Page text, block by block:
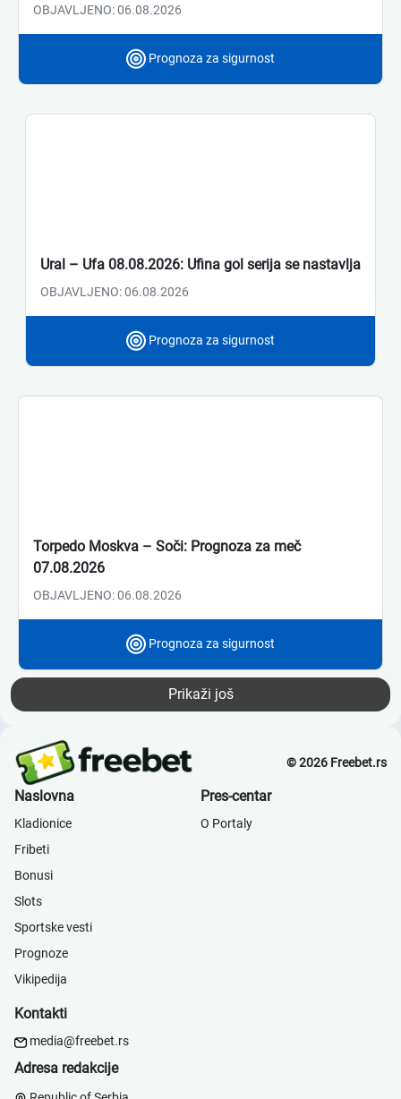
OBJAVLJENO: 06.08.2026
Prognoza za sigurnost
Ural – Ufa 08.08.2026: Ufina gol serija se nastavlja
OBJAVLJENO: 06.08.2026
Prognoza za sigurnost
Torpedo Moskva – Soči: Prognoza za meč
07.08.2026
OBJAVLJENO: 06.08.2026
Prognoza za sigurnost
Prikaži još
© 2026 Freebet.rs
Naslovna
Kladionice
Fribeti
Bonusi
Slots
Sportske vesti
Prognoze
Vikipedija
Pres-centar
О Portaly
Kontakti
media@freebet.rs
Adresa redakcije